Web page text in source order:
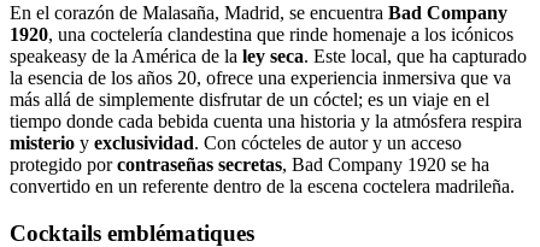
En el corazón de Malasaña, Madrid, se encuentra Bad Company
1920, una coctelería clandestina que rinde homenaje a los icónicos
speakeasy de la América de la ley seca. Este local, que ha capturado
la esencia de los años 20, ofrece una experiencia inmersiva que va
más allá de simplemente disfrutar de un cóctel; es un viaje en el
tiempo donde cada bebida cuenta una historia y la atmósfera respira
misterio y exclusividad. Con cócteles de autor y un acceso
protegido porcontraseñas secretas, Bad Company 1920 se ha
convertido en un referente dentro de la escena coctelera madrileña.
Cocktails emblématiques